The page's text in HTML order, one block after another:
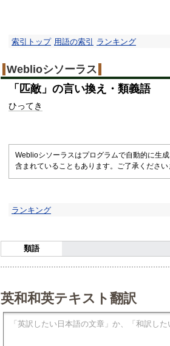
索引トップ 用語の索引 ランキング
Weblioシソーラス
「 匹敵 」の言い換え・類義語
ひってき
Weblioシソーラスはプログラムで自動的に生
含まれていることもあります。ご了承ください
ランキング
類語
英和和英テキスト翻訳